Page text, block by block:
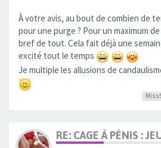
À votre avis, au bout de combien de
pour une purge ? Pour un maximum
bref de tout. Cela fait déjà une
excité tout le temps
Je multiple les allusions de
RE: CAGE À PÉNIS :